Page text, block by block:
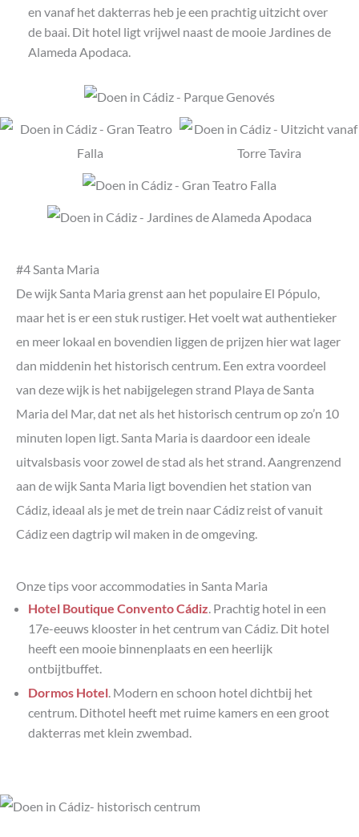
en vanaf het dakterras heb je een prachtig uitzicht over
de baai. Dit hotel ligt vrijwel naast de mooie Jardines de
Alameda Apodaca.
#4 Santa Maria
De wijk Santa Maria grenst aan het populaire El Pópulo,
maar het is er een stuk rustiger. Het voelt wat authentieker
en meer lokaal en bovendien liggen de prijzen hier wat lager
dan middenin het historisch centrum. Een extra voordeel
van deze wijk is het nabijgelegen strand Playa de Santa
Maria del Mar, dat net als het historisch centrum op zo’n 10
minuten lopen ligt. Santa Maria is daardoor een ideale
uitvalsbasis voor zowel de stad als het strand. Aangrenzend
aan de wijk Santa Maria ligt bovendien het station van
Cádiz, ideaal als je met de trein naar Cádiz reist of vanuit
Cádiz een dagtrip wil maken in de omgeving.
Onze tips voor accommodaties in Santa Maria
Hotel Boutique Convento Cádiz. Prachtig hotel in een
17e-eeuws klooster in het centrum van Cádiz. Dit hotel
heeft een mooie binnenplaats en een heerlijk
ontbijtbuffet.
Dormos Hotel. Modern en schoon hotel dichtbij het
centrum. Dithotel heeft met ruime kamers en een groot
dakterras met klein zwembad.